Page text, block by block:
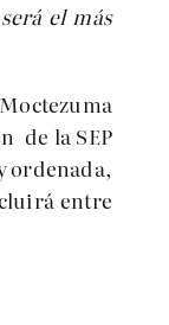
el más
de la SEP
ordenada,
entre